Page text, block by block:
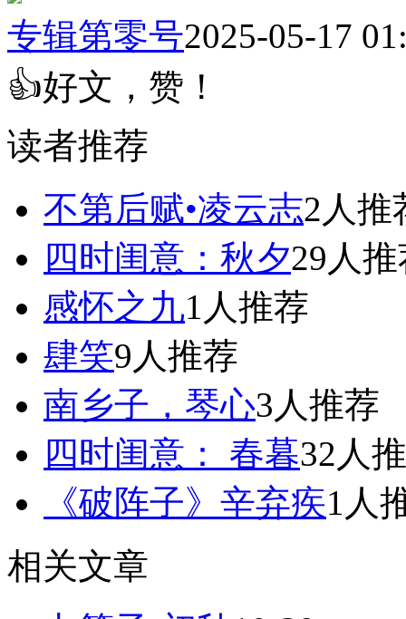
专辑第零号2025-05-17
👍好文，赞！
读者推荐
不第后赋•凌云志2人推
四时闺意：秋夕29人
感怀之九1人推荐
肆笑9人推荐
南乡子，琴心3人推荐
四时闺意： 春暮32人
《破阵子》辛弃疾1人
相关文章